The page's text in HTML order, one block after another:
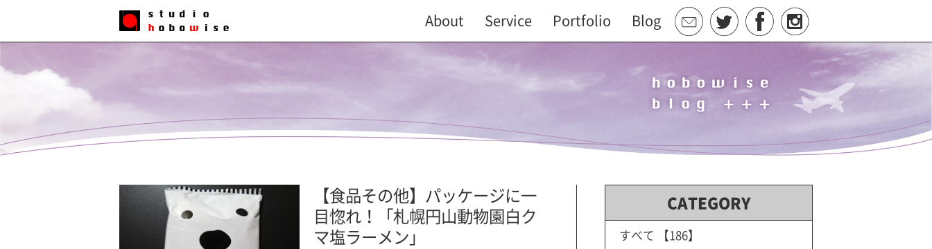
About Service Portfolio Blog
【食品その他】パッケージに一
目惚れ！「札幌円山動物園白ク
マ塩ラーメン」
CATEGORY
すべて 【186】